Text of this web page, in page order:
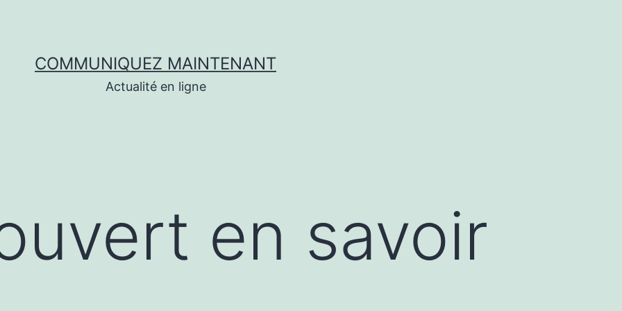
COMMUNIQUEZ MAINTENANT
Actualité en ligne
en savoir